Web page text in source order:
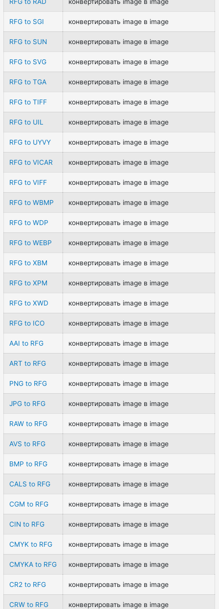
RFG to SGI конвертировать image в image
RFG to SUN конвертировать image в image
RFG to SVG конвертировать image в image
RFG to TGA конвертировать image в image
RFG to TIFF конвертировать image в image
RFG to UIL конвертировать image в image
RFG to UYVY конвертировать image в image
RFG to VICAR конвертировать image в image
RFG to VIFF конвертировать image в image
RFG to WBMP конвертировать image в image
RFG to WDP конвертировать image в image
RFG to WEBP конвертировать image в image
RFG to XBM конвертировать image в image
RFG to XPM конвертировать image в image
RFG to XWD конвертировать image в image
RFG to ICO конвертировать image в image
AAI to RFG конвертировать image в image
ART to RFG конвертировать image в image
PNG to RFG конвертировать image в image
JPG to RFG конвертировать image в image
RAW to RFG конвертировать image в image
AVS to RFG конвертировать image в image
BMP to RFG конвертировать image в image
CALS to RFG конвертировать image в image
CGM to RFG конвертировать image в image
CIN to RFG конвертировать image в image
CMYK to RFG конвертировать image в image
CMYKA to RFG конвертировать image в image
CR2 to RFG конвертировать image в image
CRW to RFG конвертировать image в image